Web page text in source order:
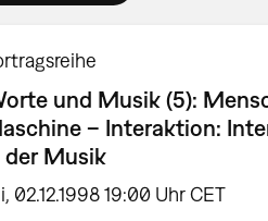
und Musik (5):
– Interaktion:
der Musik
02.12.1998 19:00 Uhr CET